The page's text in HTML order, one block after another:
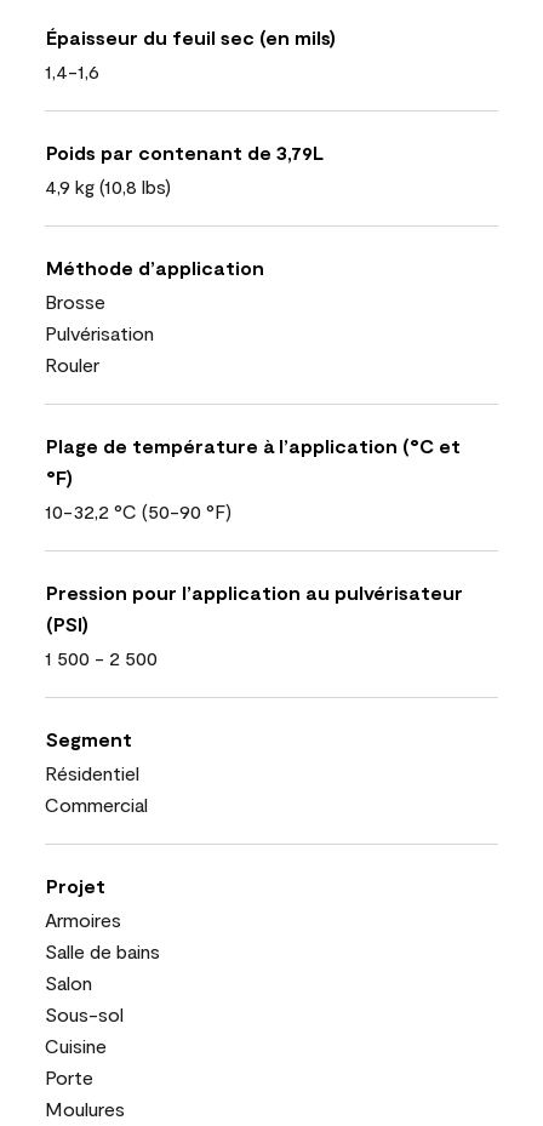
Épaisseur du feuil sec (en mils)
1,4-1,6
Poids par contenant de 3,79L
4,9 kg (10,8 lbs)
Méthode d’application
Brosse
Pulvérisation
Rouler
Plage de température à l’application (°C et
°F)
10-32,2 °C (50-90 °F)
Pression pour l’application au pulvérisateur
(PSI)
1 500 - 2 500
Segment
Résidentiel
Commercial
Projet
Armoires
Salle de bains
Salon
Sous-sol
Cuisine
Porte
Moulures